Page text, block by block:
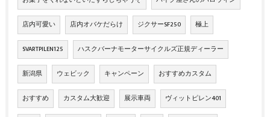
店内可愛い 店内オバケだらけ ジクサーSF250 極上
SVARTPILEN125 ハスクバーナモーターサイクルズ正規ディーラー
新潟県 ウェビック キャンペーン おすすめカスタム
おすすめ カスタム大歓迎 展示車両 ヴィットピレン401